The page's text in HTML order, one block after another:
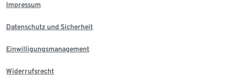
Impressum
Datenschutz und Sicherheit
Einwilligungsmanagement
Widerrufsrecht